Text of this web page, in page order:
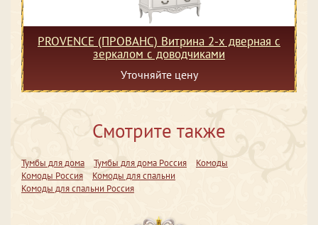
PROVENCE (ПРОВАНС) Витрина 2-х дверная с
зеркалом с доводчиками
Уточняйте цену
Смотрите также
Тумбы для дома Тумбы для дома Россия
Комоды
Комоды Россия
Комоды для спальни
Комоды для спальни Россия